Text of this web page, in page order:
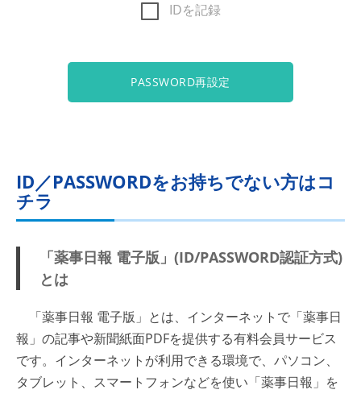
IDを記録
PASSWORD再設定
ID／PASSWORDをお持ちでない方はコ
チラ
「薬事日報 電子版」(ID/PASSWORD認証方式)
とは
「薬事日報 電子版」とは、インターネットで「薬事日
報」の記事や新聞紙面PDFを提供する有料会員サービス
です。インターネットが利用できる環境で、パソコン、
タブレット、スマートフォンなどを使い「薬事日報」を